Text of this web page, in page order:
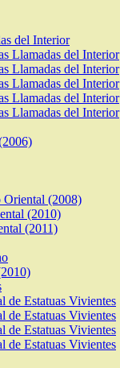
del Interior
Llamadas del Interior
Llamadas del Interior
Llamadas del Interior
Llamadas del Interior
Llamadas del Interior
Oriental (2008)
(2010)
(2011)
de Estatuas Vivientes
de Estatuas Vivientes
de Estatuas Vivientes
de Estatuas Vivientes